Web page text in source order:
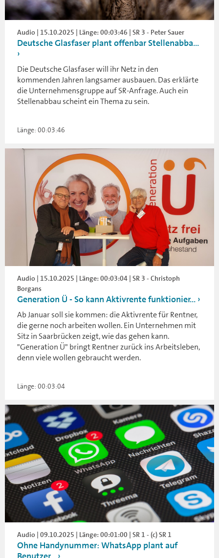
Audio | 15.10.2025 | Länge: 00:03:46 | SR 3 - Peter Sauer
Deutsche Glasfaser plant offenbar Stellenabba...
Die Deutsche Glasfaser will ihr Netz in den
kommenden Jahren langsamer ausbauen. Das erklärte
die Unternehmensgruppe auf SR-Anfrage. Auch ein
Stellenabbau scheint ein Thema zu sein.
Länge: 00:03:46
Audio | 15.10.2025 | Länge: 00:03:04 | SR 3 - Christoph
Borgans
Generation Ü - So kann Aktivrente funktionier...
Ab Januar soll sie kommen: die Aktivrente für Rentner,
die gerne noch arbeiten wollen. Ein Unternehmen mit
Sitz in Saarbrücken zeigt, wie das gehen kann.
"Generation Ü" bringt Rentner zurück ins Arbeitsleben,
denn viele wollen gebraucht werden.
Länge: 00:03:04
Audio | 09.10.2025 | Länge: 00:01:00 | SR 1 - (c) SR 1
Ohne Handynummer: WhatsApp plant auf